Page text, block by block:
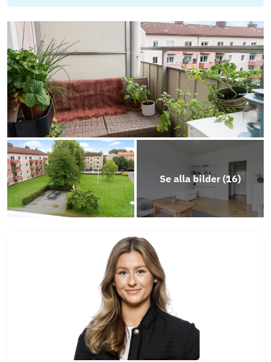
Stadgar
Årsredovisning 2024-2025
Se alla bilder (16)